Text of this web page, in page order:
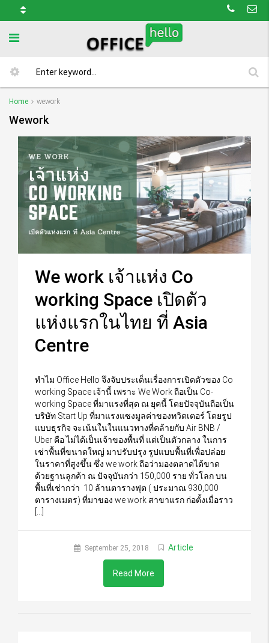
Home wework
Wework
We work เจ้าแห่ง Co
working Space เปิดตัว
แห่งแรกในไทย ที่ Asia
Centre
ทำไม Office Hello จึงจับประเด็นเรื่องการเปิดตัวของ Co
working Space เจ้านี้ เพราะ We Work ถือเป็น Co-
working Space ที่มาแรงที่สุด ณ ยุคนี้ โดยปัจจุบันถือเป็น
บริษัท Start Up ที่มาแรงแซงมูลค่าของทวิตเตอร์ โดยรูป
แบบธุรกิจ จะเน้นในในแนวทางที่คล้ายกับ Air BNB /
Uber คือ ไม่ได้เป็นเจ้าของพื้นที่ แต่เป็นตัวกลาง ในการ
เช่าพื้นที่ขนาดใหญ่ มาปรับปรุง รูปแบบพื้นที่เพื่อปล่อย
ในราคาที่สูงขึ้น ซึ่ง we work ถือว่ามองตลาดได้ขาด
ด้วยฐานลูกค้า ณ ปัจจุบันกว่า 150,000 ราย ทั่วโลก บน
พื้นที่เช่ากว่า 10 ล้านตารางฟุต ( ประมาณ 930,000
ตารางเมตร) ที่มาของ we work สาขาแรก ก่อตั้งเมื่อราว
September 25, 2018 Article
Read More